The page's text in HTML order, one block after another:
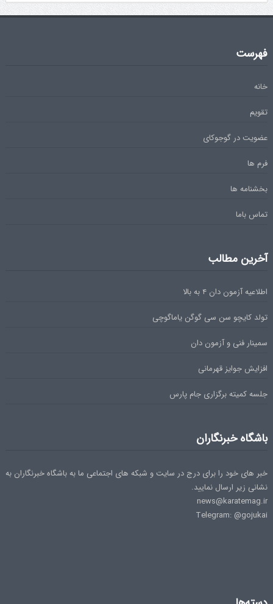
فهرست
خانه
تقویم
عضویت در گوجوکای
فرم ها
بخشنامه ها
تماس باما
آخرین مطالب
اطلاعیه آزمون دان ۴ به بالا
تولد کایچو سن سی گوگن یاماگوچی
سمینار فنی و آزمون دان
افزایش جوایز قهرمانی
جلسه کمیته برگزاری جام پارس
باشگاه خبرنگاران
خبر های خود را برای درج در سایت و شبکه های اجتماعی ما به باشگاه خبرنگاران به
نشانی زیر ارسال نمایید.
news@karatemag.ir
Telegram: @gojukai